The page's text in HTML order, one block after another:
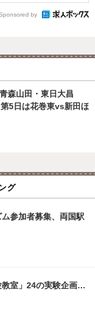
by
森山田・東日大昌
5日は花巻東vs新田ほ
グ
参加者募集、両国駅
室」24の実験企画…